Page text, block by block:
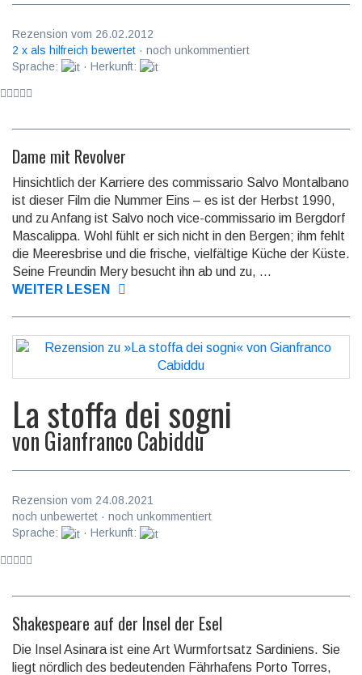
Rezension vom 26.02.2012
2 x als hilfreich bewertet · noch unkommentiert
Sprache:
· Herkunft:
Dame mit Revolver
Hinsichtlich der Karriere des commissario Salvo Montalbano
ist dieser Film die Nummer Eins – es ist der Herbst 1990,
und zu Anfang ist Salvo noch vice-commissario im Bergdorf
Mascalippa. Wohl fühlt er sich nicht in den Bergen; ihm fehlt
die Meeresbrise und die frische, vielfältige Küche der Küste.
Seine Freundin Mery be­sucht ihn ab und zu, ...
WEITER LESEN
La stoffa dei sogni
vonGianfranco Cabiddu
Rezension vom 24.08.2021
noch unbewertet · noch unkommentiert
Sprache:
· Herkunft:
Shakespeare auf der Insel der Esel
Die Insel Asinara ist eine Art Wurmfortsatz Sardiniens. Sie
liegt nördlich des bedeu­tenden Fähr­hafens Porto Torres,